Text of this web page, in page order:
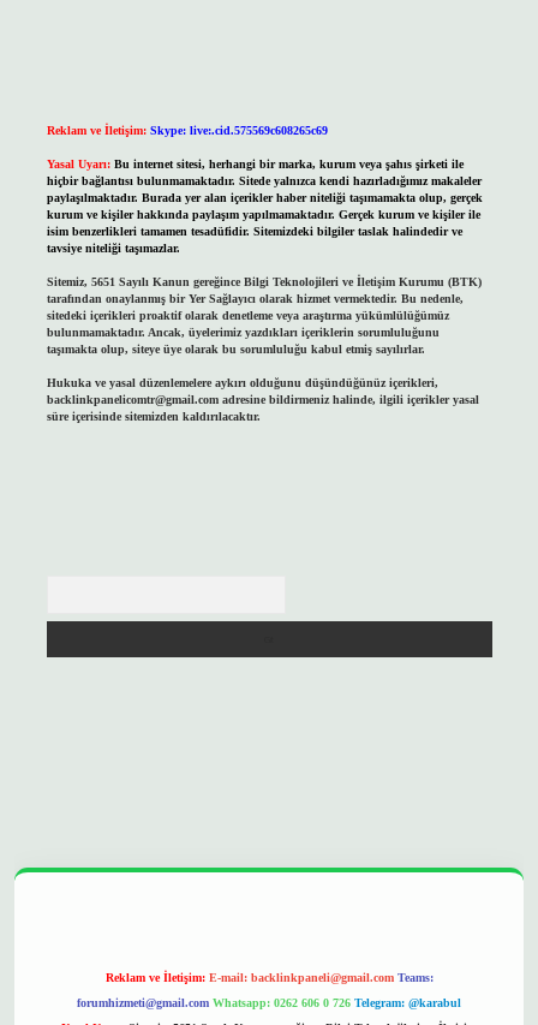
Reklam ve İletişim: Skype: live:.cid.575569c608265c69
Yasal Uyarı: Bu internet sitesi, herhangi bir marka, kurum veya şahıs şirketi ile
hiçbir bağlantısı bulunmamaktadır. Sitede yalnızca kendi hazırladığımız makaleler
paylaşılmaktadır. Burada yer alan içerikler haber niteliği taşımamakta olup, gerçek
kurum ve kişiler hakkında paylaşım yapılmamaktadır. Gerçek kurum ve kişiler ile
isim benzerlikleri tamamen tesadüfidir. Sitemizdeki bilgiler taslak halindedir ve
tavsiye niteliği taşımazlar.
Sitemiz, 5651 Sayılı Kanun gereğince Bilgi Teknolojileri ve İletişim Kurumu (BTK)
tarafından onaylanmış bir Yer Sağlayıcı olarak hizmet vermektedir. Bu nedenle,
sitedeki içerikleri proaktif olarak denetleme veya araştırma yükümlülüğümüz
bulunmamaktadır. Ancak, üyelerimiz yazdıkları içeriklerin sorumluluğunu
taşımakta olup, siteye üye olarak bu sorumluluğu kabul etmiş sayılırlar.
Hukuka ve yasal düzenlemelere aykırı olduğunu düşündüğünüz içerikleri,
backlinkpanelicomtr@gmail.comadresine bildirmeniz halinde, ilgili içerikler yasal
süre içerisinde sitemizden kaldırılacaktır.
Reklam ve İletişim: E-mail: backlinkpaneli@gmail.com Teams:
forumhizmeti@gmail.com Whatsapp: 0262 606 0 726 Telegram: @karabul